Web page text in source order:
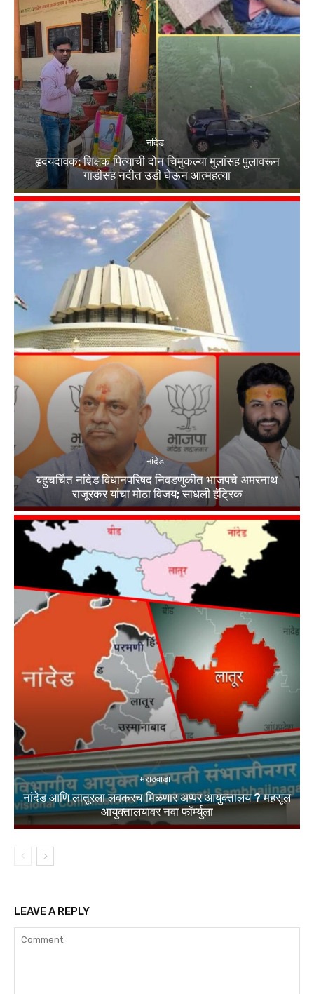
नांदेड
हृदयदावक: शिक्षक पित्याची दोन चिमुकल्या मुलांसह पुलावरून
गाडीसह नदीत उडी घेऊन आत्महत्या
नांदेड
बहुचर्चित नांदेड विधानपरिषद निवडणुकीत भाजपचे अमरनाथ
राजूरकर यांचा मोठा विजय; साधली हॅट्रिक
मराठवाडा
नांदेड आणि लातूरला लवकरच मिळणार अप्पर आयुक्तालय ? महसूल
आयुक्तालयावर नवा फॉर्म्युला
LEAVE A REPLY